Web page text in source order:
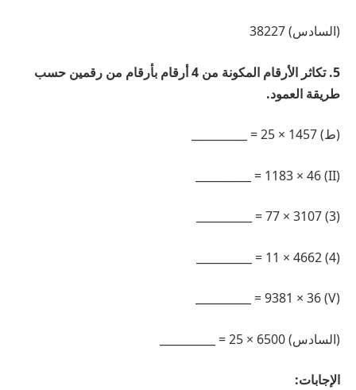
(السادس) 38227
5. تكاثر الأرقام المكونة من 4 أرقام بأرقام من رقمين حسب
طريقة العمود.
(ط) 1457 × 25 = __________
(II) 1183 × 46 = __________
(3) 3107 × 77 = __________
(4) 4662 × 11 = __________
(V) 9381 × 36 = __________
(السادس) 6500 × 25 = __________
الإجابات: